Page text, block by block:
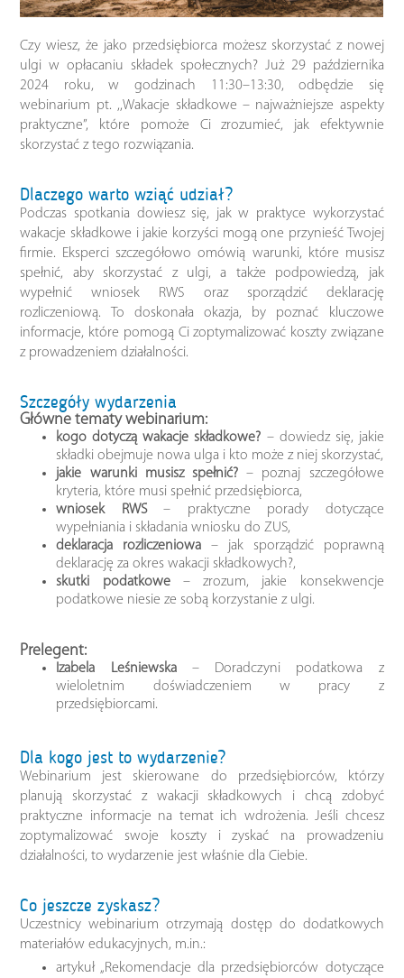
Czy wiesz, że jako przedsiębiorca możesz skorzystać z nowej
ulgi w opłacaniu składek społecznych? Już 29 października
2024 roku, w godzinach 11:30–13:30, odbędzie się
webinarium pt. ,,Wakacje składkowe – najważniejsze aspekty
praktyczne”, które pomoże Ci zrozumieć, jak efektywnie
skorzystać z tego rozwiązania.
Dlaczego warto wziąć udział?
Podczas spotkania dowiesz się, jak w praktyce wykorzystać
wakacje składkowe i jakie korzyści mogą one przynieść Twojej
firmie. Eksperci szczegółowo omówią warunki, które musisz
spełnić, aby skorzystać z ulgi, a także podpowiedzą, jak
wypełnić wniosek RWS oraz sporządzić deklarację
rozliczeniową. To doskonała okazja, by poznać kluczowe
informacje, które pomogą Ci zoptymalizować koszty związane
z prowadzeniem działalności.
Szczegóły wydarzenia
Główne tematy webinarium:
kogo dotyczą wakacje składkowe? – dowiedz się, jakie
składki obejmuje nowa ulga i kto może z niej skorzystać,
jakie warunki musisz spełnić? – poznaj szczegółowe
kryteria, które musi spełnić przedsiębiorca,
wniosek RWS– praktyczne porady dotyczące
wypełniania i składania wniosku do ZUS,
deklaracja rozliczeniowa – jak sporządzić poprawną
deklarację za okres wakacji składkowych?,
skutki podatkowe– zrozum, jakie konsekwencje
podatkowe niesie ze sobą korzystanie z ulgi.
Prelegent:
Izabela Leśniewska– Doradczyni podatkowa z
wieloletnim doświadczeniem w pracy z
przedsiębiorcami.
Dla kogo jest to wydarzenie?
Webinarium jest skierowane do przedsiębiorców, którzy
planują skorzystać z wakacji składkowych i chcą zdobyć
praktyczne informacje na temat ich wdrożenia. Jeśli chcesz
zoptymalizować swoje koszty i zyskać na prowadzeniu
działalności, to wydarzenie jest właśnie dla Ciebie.
Co jeszcze zyskasz?
Uczestnicy webinarium otrzymają dostęp do dodatkowych
materiałów edukacyjnych, m.in.:
artykuł „Rekomendacje dla przedsiębiorców dotyczące